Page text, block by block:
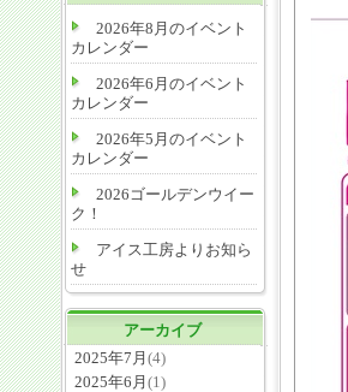
2026年8月のイベント
カレンダー
2026年6月のイベント
カレンダー
2026年5月のイベント
カレンダー
2026ゴールデンウイー
ク！
アイス工房よりお知ら
せ
アーカイブ
2025年7月 (4)
2025年6月 (1)